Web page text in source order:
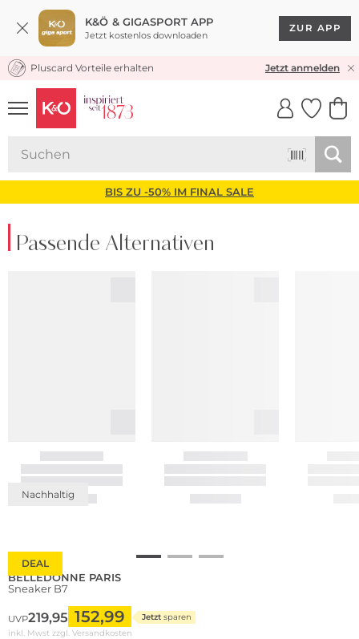
K&Ö & GIGASPORT APP
Jetzt kostenlos downloaden
ZUR APP
KOSTENLOSER VERSAND* & RÜCKVERSAND
Pluscard Vorteile erhalten Jetzt anmelden
UNSERE APP
CLICK &
BIS ZU -50% IM FINAL SALE
Passende Alternativen
DEAL
Nachhaltig
BELLEDONNE PARIS
Sneaker B7
UVP219,95 152,99 Jetzt sparen
inkl. Mwst zzgl. Versandkosten